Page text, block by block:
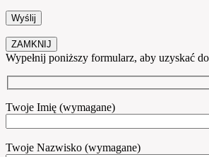
ZAMKNIJ
Wypełnij poniższy formularz, aby uzyskać
Twoje Imię (wymagane)
Twoje Nazwisko (wymagane)